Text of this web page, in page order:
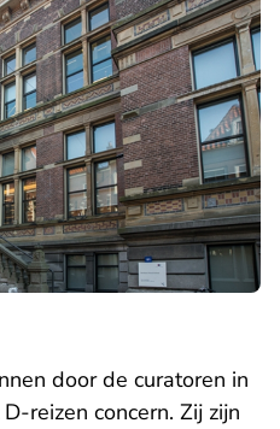
door de curatoren in
reizen concern. Zij zijn